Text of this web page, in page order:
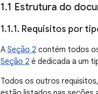
1.1 Estrutura do
1.1.1. Requisitos por
A Seção 2 contém todos
Seção 2 é dedicada a um
Todos os outros